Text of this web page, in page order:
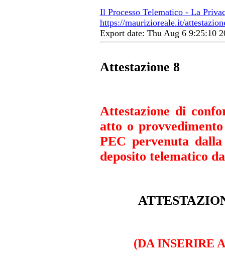
Il Processo Telematico - La
https://maurizioreale.it/
Export date: Thu Aug 6 9:25:10
Attestazione 8
Attestazione di
atto o
PEC pervenuta
deposito telematico
(DA INSERIRE